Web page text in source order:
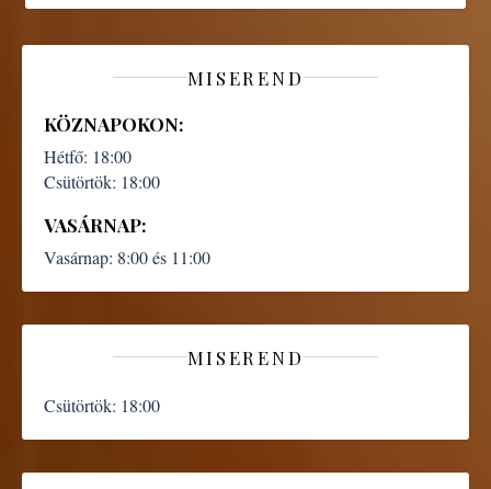
MISEREND
KÖZNAPOKON:
Hétfő: 18:00
Csütörtök: 18:00
VASÁRNAP:
Vasárnap: 8:00 és 11:00
MISEREND
Csütörtök: 18:00